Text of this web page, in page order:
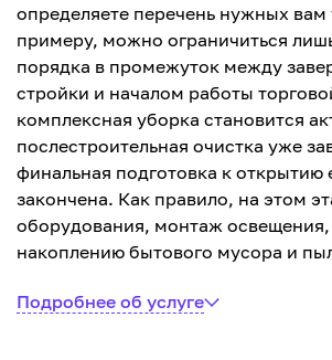
определяете перечень нужных вам
примеру, можно ограничиться
порядка в промежуток между
стройки и началом работы
комплексная уборка становится
послестроительная очистка уже
финальная подготовка к открытию
закончена. Как правило, на этом
оборудования, монтаж освещения,
накоплению бытового мусора и
Подробнее об услуге